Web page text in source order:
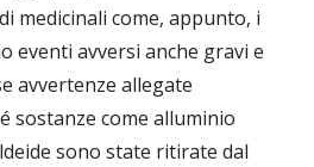
medicinali come, appunto, i
eventi avversi anche gravi e
avvertenze allegate
sostanze come alluminio
sono state ritirate dal